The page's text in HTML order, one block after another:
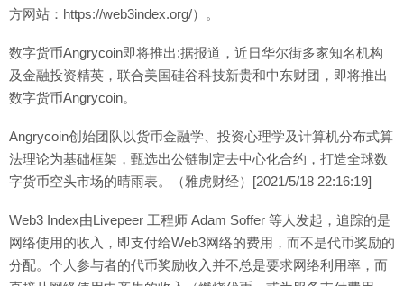
方网站：https://web3index.org/）。
数字货币Angrycoin即将推出:据报道，近日华尔街多家知名机构
及金融投资精英，联合美国硅谷科技新贵和中东财团，即将推出
数字货币Angrycoin。
Angrycoin创始团队以货币金融学、投资心理学及计算机分布式算
法理论为基础框架，甄选出公链制定去中心化合约，打造全球数
字货币空头市场的晴雨表。（雅虎财经）[2021/5/18 22:16:19]
Web3 Index由Livepeer 工程师 Adam Soffer 等人发起，追踪的是
网络使用的收入，即支付给Web3网络的费用，而不是代币奖励的
分配。个人参与者的代币奖励收入并不总是要求网络利用率，而